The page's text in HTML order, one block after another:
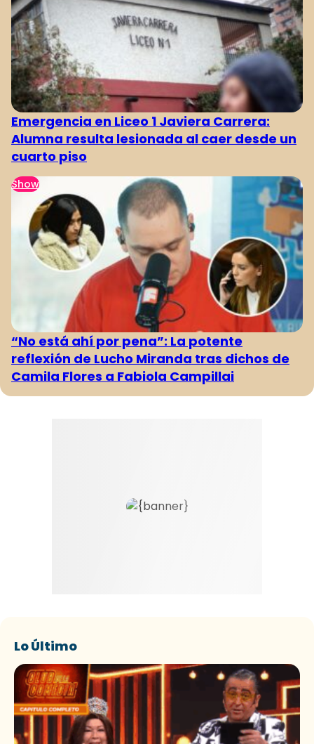
Emergencia en Liceo 1 Javiera Carrera:
Alumna resulta lesionada al caer desde un
cuarto piso
Show
“No está ahí por pena”: La potente
reflexión de Lucho Miranda tras dichos de
Camila Flores a Fabiola Campillai
Lo Último